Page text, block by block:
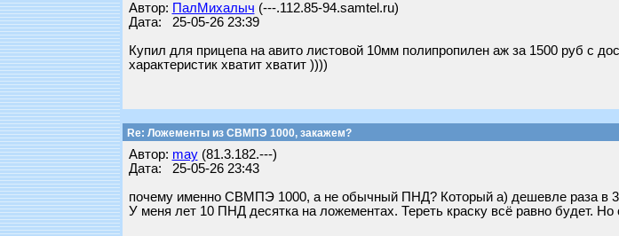
Автор: ПалМихалыч (---.112.85-94.samtel.ru)
Дата: 25-05-26 23:39
Купил для прицепа на авито листовой 10мм полипропилен аж за 1500 руб с
характеристик хватит хватит ))))
Re: Ложементы из СВМПЭ 1000, закажем?
Автор: may(81.3.182.---)
Дата: 25-05-26 23:43
почему именно СВМПЭ 1000, а не обычный ПНД? Который а) дешевле раза в 3;
У меня лет 10 ПНД десятка на ложементах. Тереть краску всё равно будет. Но